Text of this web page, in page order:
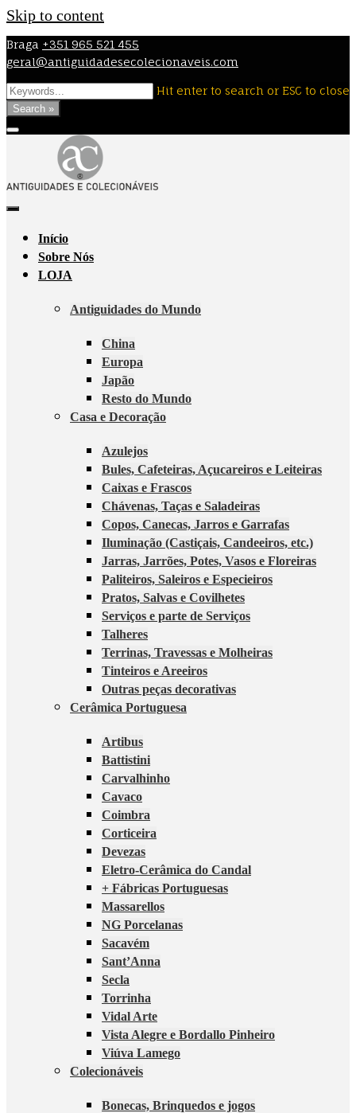
Skip to content
Braga +351 965 521 455
geral@antiguidadesecolecionaveis.com
Hit enter to search or ESC to close
Search »
Início
Sobre Nós
LOJA
Antiguidades do Mundo
China
Europa
Japão
Resto do Mundo
Casa e Decoração
Azulejos
Bules, Cafeteiras, Açucareiros e Leiteiras
Caixas e Frascos
Chávenas, Taças e Saladeiras
Copos, Canecas, Jarros e Garrafas
Iluminação (Castiçais, Candeeiros, etc.)
Jarras, Jarrões, Potes, Vasos e Floreiras
Paliteiros, Saleiros e Especieiros
Pratos, Salvas e Covilhetes
Serviços e parte de Serviços
Talheres
Terrinas, Travessas e Molheiras
Tinteiros e Areeiros
Outras peças decorativas
Cerâmica Portuguesa
Artibus
Battistini
Carvalhinho
Cavaco
Coimbra
Corticeira
Devezas
Eletro-Cerâmica do Candal
+ Fábricas Portuguesas
Massarellos
NG Porcelanas
Sacavém
Sant’Anna
Secla
Torrinha
Vidal Arte
Vista Alegre e Bordallo Pinheiro
Viúva Lamego
Colecionáveis
Bonecas, Brinquedos e jogos